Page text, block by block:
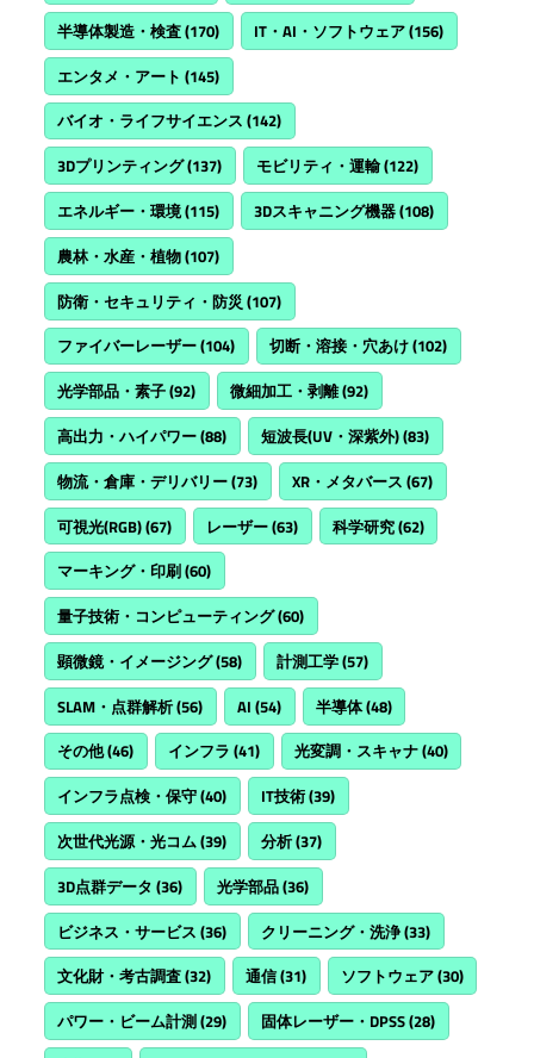
半導体製造・検査(170) IT・AI・ソフトウェア(156)
エンタメ・アート (145)
バイオ・ライフサイエンス (142)
3Dプリンティング(137) モビリティ・運輸(122)
エネルギー・環境(115) 3Dスキャニング機器(108)
農林・水産・植物(107)
防衛・セキュリティ・防災 (107)
ファイバーレーザー(104) 切断・溶接・穴あけ(102)
光学部品・素子(92) 微細加工・剥離(92)
高出力・ハイパワー(88) 短波長(UV・深紫外)(83)
物流・倉庫・デリバリー(73) XR・メタバース (67)
可視光(RGB)(67) レーザー(63) 科学研究(62)
マーキング・印刷(60)
量子技術・コンピューティング(60)
顕微鏡・イメージング(58) 計測工学(57)
SLAM・点群解析(56) AI (54) 半導体(48)
その他(46) インフラ (41) 光変調・スキャナ(40)
インフラ点検・保守(40) IT技術(39)
次世代光源・光コム(39) 分析(37)
3D点群データ (36) 光学部品(36)
ビジネス・サービス (36) クリーニング・洗浄(33)
文化財・考古調査(32) 通信(31) ソフトウェア(30)
パワー・ビーム計測(29) 固体レーザー・DPSS(28)